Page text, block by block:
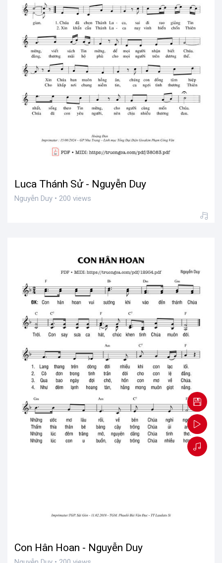
Luca Thánh Sử - Nguyễn Duy
Nguyễn Duy • 200 views
Con Hân Hoan - Nguyễn Duy